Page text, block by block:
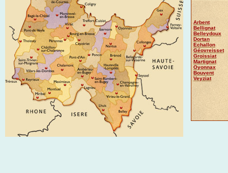
Arbent
Bellignat
Belleydoux
Dortan
Echallon
Géovreisset
Groissiat
Martignat
Oyonnax
Bouvent
Veyziat